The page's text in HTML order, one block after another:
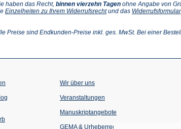
haben das Recht, binnen vierzehn Tagen ohne Angabe von
Einzelheiten zu Ihrem Widerrufsrecht(Öffnet
neuen
und das Widerrufsformular
Preise sind Endkunden-Preise inkl. ges. MwSt. Bei einer
Wir über uns
Veranstaltungen
einem
Tab)
Manuskriptangebote
GEMA & Urheberrecht